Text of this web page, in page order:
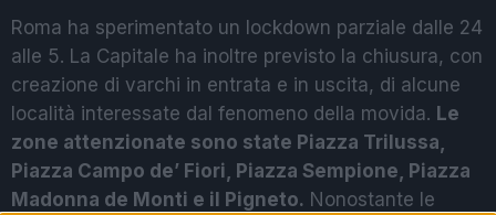
Roma ha sperimentato un lockdown parziale dalle 24
alle 5. La Capitale ha inoltre previsto la chiusura, con
creazione di varchi in entrata e in uscita, di alcune
località interessate dal fenomeno della movida. Le
zone attenzionate sono state Piazza Trilussa,
Piazza Campo de’ Fiori, Piazza Sempione, Piazza
Madonna de Monti e il Pigneto. Nonostante le